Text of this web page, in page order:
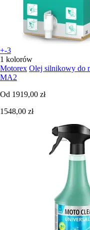
+-3
1 kolorów
Motorex Olej silnikowy do
MA2
Od 1919,00 zł
1548,00 zł